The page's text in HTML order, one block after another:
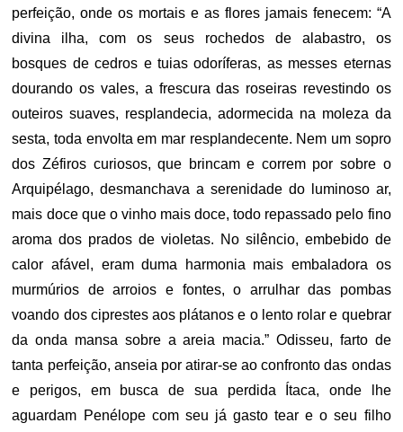
perfeição, onde os mortais e as flores jamais fenecem: “A
divina ilha, com os seus rochedos de alabastro, os
bosques de cedros e tuias odoríferas, as messes eternas
dourando os vales, a frescura das roseiras revestindo os
outeiros suaves, resplandecia, adormecida na moleza da
sesta, toda envolta em mar resplandecente. Nem um sopro
dos Zéfiros curiosos, que brincam e correm por sobre o
Arquipélago, desmanchava a serenidade do luminoso ar,
mais doce que o vinho mais doce, todo repassado pelo fino
aroma dos prados de violetas. No silêncio, embebido de
calor afável, eram duma harmonia mais embaladora os
murmúrios de arroios e fontes, o arrulhar das pombas
voando dos ciprestes aos plátanos e o lento rolar e quebrar
da onda mansa sobre a areia macia.” Odisseu, farto de
tanta perfeição, anseia por atirar-se ao confronto das ondas
e perigos, em busca de sua perdida Ítaca, onde lhe
aguardam Penélope com seu já gasto tear e o seu filho